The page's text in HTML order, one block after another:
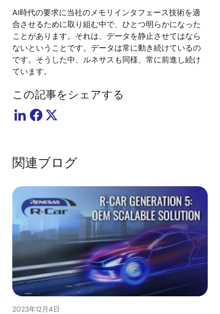
AI時代の要求に当社のメモリインタフェース技術を適
合させるために取り組む中で、ひとつ明らかになった
ことがあります。それは、データを静止させてはなら
ないということです。データは常に動き続けているの
です。そうした中、ルネサスも同様、常に前進し続け
ています。
この記事をシェアする
関連ブログ
2023年12月4日